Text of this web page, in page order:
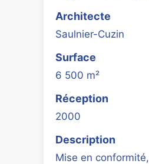
Architecte
Saulnier-Cuzin
Surface
6 500 m²
Réception
2000
Description
Mise en conformité,